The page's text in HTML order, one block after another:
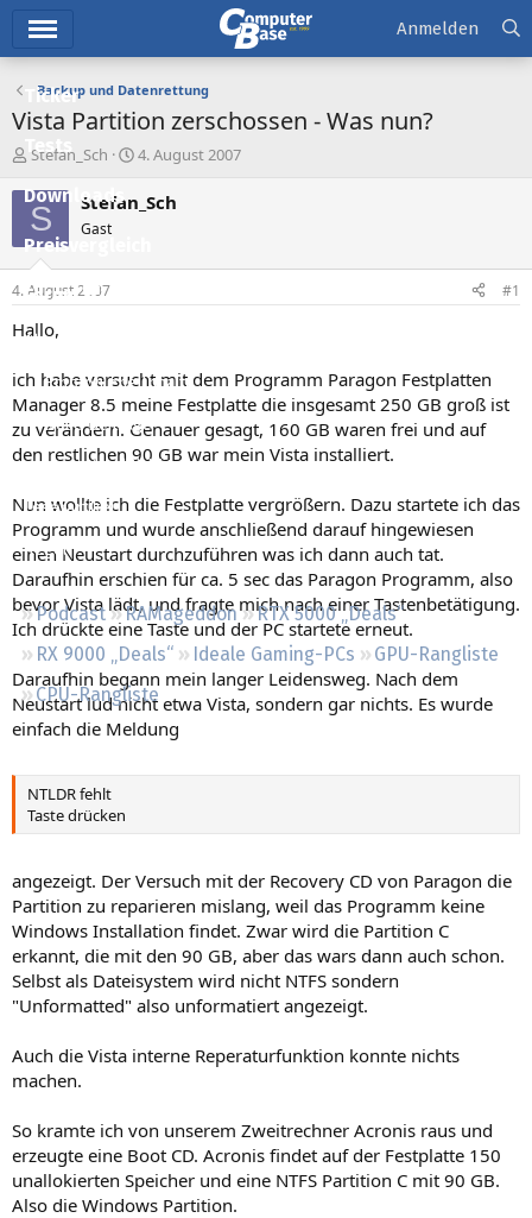
Ticker
Tests
Downloads
Preisvergleich
Forum
Aktuelles
Empfohlene Inhalte
Neue Beiträge
Neueste Aktivitäten
Leserartikel
Regeln
Podcast RAMageddon
RTX 5000 „Deals“
RX 9000 „Deals“
Ideale Gaming-PCs
GPU-Rangliste
CPU-Rangliste
Anmelden
Backup und Datenrettung
Vista Partition zerschossen - Was nun?
E
s
t
e
l
e
r
Stefan_Sch
E
s
t
t
4. August 2007
S Stefan_Sch
Gast
4. August 2007 #1
Hallo,
ich habe versucht mit dem Programm Paragon Festplatten
Manager 8.5 meine Festplatte die insgesamt 250 GB groß ist
zu verändern. Genauer gesagt, 160 GB waren frei und auf
den restlichen 90 GB war mein Vista installiert.
Nun wollte ich die Festplatte vergrößern. Dazu startete ich das
Programm und wurde anschließend darauf hingewiesen
einen Neustart durchzuführen was ich dann auch tat.
Daraufhin erschien für ca. 5 sec das Paragon Programm, also
bevor Vista lädt, und fragte mich nach einer Tastenbetätigung.
Ich drückte eine Taste und der PC startete erneut.
Daraufhin begann mein langer Leidensweg. Nach dem
Neustart lud nicht etwa Vista, sondern gar nichts. Es wurde
einfach die Meldung
NTLDR fehlt
Taste drücken
angezeigt. Der Versuch mit der Recovery CD von Paragon die
Partition zu reparieren mislang, weil das Programm keine
Windows Installation findet. Zwar wird die Partition C
erkannt, die mit den 90 GB, aber das wars dann auch schon.
Selbst als Dateisystem wird nicht NTFS sondern
"Unformatted" also unformatiert angezeigt.
Auch die Vista interne Reperaturfunktion konnte nichts
machen.
So kramte ich von unserem Zweitrechner Acronis raus und
erzeugte eine Boot CD. Acronis findet auf der Festplatte 150
unallokierten Speicher und eine NTFS Partition C mit 90 GB.
Also die Windows Partition.